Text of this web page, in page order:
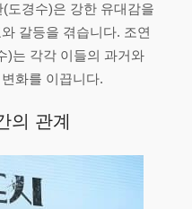
도경수)은 강한 유대감을
갈등을 겪습니다. 조연
)는 각각 이들의 과거와
화를 이끕니다.
의 관계